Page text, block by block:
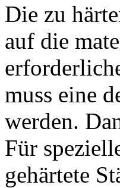
Die zu
auf die
muss eine
werden.
Für
gehärtete